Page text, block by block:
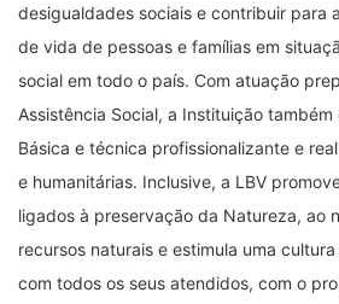
desigualdades sociais e contribuir para
de vida de pessoas e famílias em
social em todo o país. Com atuação
Assistência Social, a Instituição
Básica e técnica profissionalizante e
e humanitárias. Inclusive, a LBV
ligados à preservação da Natureza, ao
recursos naturais e estimula uma
com todos os seus atendidos, com o